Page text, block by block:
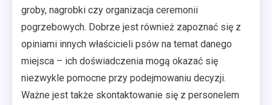
groby, nagrobki czy organizacja ceremonii
pogrzebowych. Dobrze jest również zapoznać się z
opiniami innych właścicieli psów na temat danego
miejsca – ich doświadczenia mogą okazać się
niezwykle pomocne przy podejmowaniu decyzji.
Ważne jest także skontaktowanie się z personelem